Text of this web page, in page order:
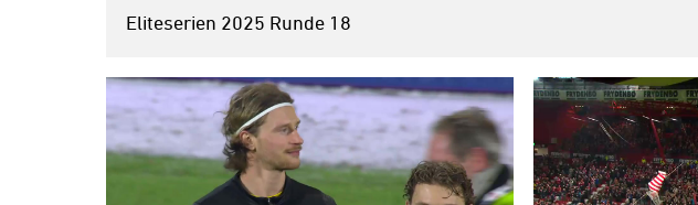
Eliteserien 2025 Runde 18